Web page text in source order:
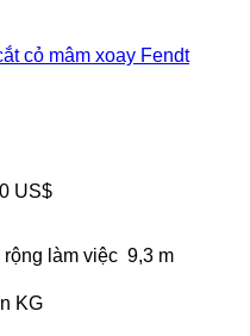
cỏ mâm xoay Fendt
US$
làm việc 9,3 m
KG